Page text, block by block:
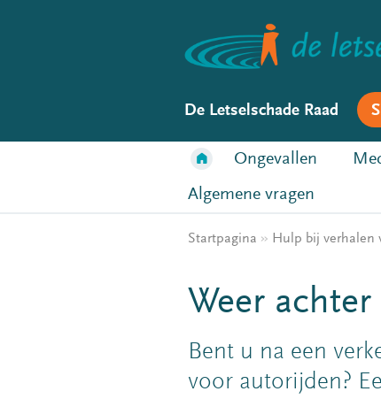
De Letselschade Raad
Ongevallen
Algemene vragen
Startpagina » Hulp bij verhalen
Weer
Bent u na een
voor autorijden?